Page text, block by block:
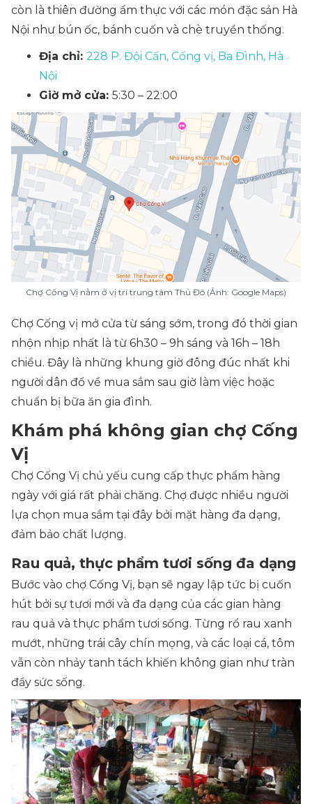
còn là thiên đường ẩm thực với các món đặc sản Hà
Nội như bún ốc, bánh cuốn và chè truyền thống.
Địa chỉ: 228 P. Đội Cấn, Cống vị, Ba Đình, Hà
Nội
Giờ mở cửa: 5:30 – 22:00
Chợ Cống Vị nằm ở vị trí trung tâm Thủ Đô (Ảnh: Google Maps)
Chợ Cống vị mở cửa từ sáng sớm, trong đó thời gian
nhộn nhịp nhất là từ 6h30 – 9h sáng và 16h – 18h
chiều. Đây là những khung giờ đông đúc nhất khi
người dân đổ về mua sắm sau giờ làm việc hoặc
chuẩn bị bữa ăn gia đình.
Khám phá không gian chợ Cống
Vị
Chợ Cống Vị chủ yếu cung cấp thực phẩm hàng
ngày với giá rất phải chăng. Chợ được nhiều người
lựa chọn mua sắm tại đây bởi mặt hàng đa dạng,
đảm bảo chất lượng.
Rau quả, thực phẩm tươi sống đa dạng
Bước vào chợ Cống Vị, bạn sẽ ngay lập tức bị cuốn
hút bởi sự tươi mới và đa dạng của các gian hàng
rau quả và thực phẩm tươi sống. Từng rổ rau xanh
mướt, những trái cây chín mọng, và các loại cá, tôm
vẫn còn nhảy tanh tách khiến không gian như tràn
đầy sức sống.